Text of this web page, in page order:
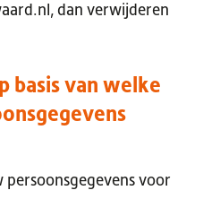
dan verwijderen
basis van welke
voor